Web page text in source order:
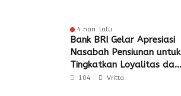
4 hari lalu
Bank BRI Gelar Apresiasi
Nasabah Pensiunan untuk
Tingkatkan Loyalitas dan
Pengalaman Layanan
104 Vritta